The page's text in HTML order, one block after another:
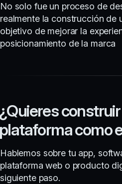
No solo fue un proceso de
realmente la construcción de
objetivo de mejorar la
posicionamiento de la marca
como
Hablemos sobre tu app,
plataforma web o producto
siguiente paso.